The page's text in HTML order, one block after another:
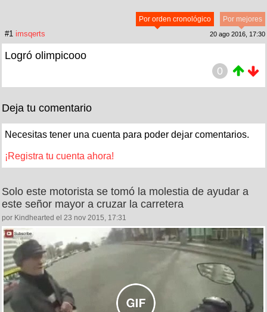
Por mejores
Por orden cronológico
#1 imsqerts 20 ago 2016, 17:30
Logró olimpicooo
0
Deja tu comentario
Necesitas tener una cuenta para poder dejar comentarios.
¡Registra tu cuenta ahora!
Solo este motorista se tomó la molestia de ayudar a
este señor mayor a cruzar la carretera
por Kindhearted el 23 nov 2015, 17:31